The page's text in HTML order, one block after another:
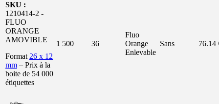
SKU :
1210414-2 -
FLUO
ORANGE
AMOVIBLE
Format 26 x 12
mm – Prix à la
boite de 54 000
étiquettes
1 500 36
Fluo
Orange
Enlevable
Sans 76.14